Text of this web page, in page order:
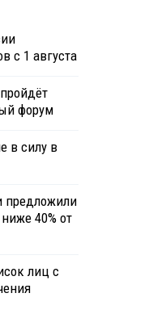
с 1 августа
форум
в силу в
предложили
40% от
лиц с